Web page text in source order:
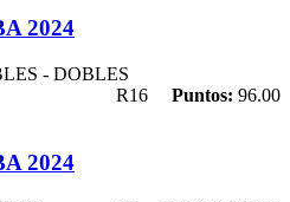
2024
- DOBLES
R16
Puntos: 96.00
2024